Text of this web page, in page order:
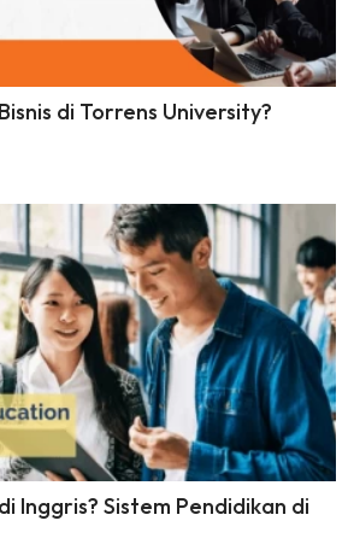
di Torrens University?
Inggris? Sistem Pendidikan di